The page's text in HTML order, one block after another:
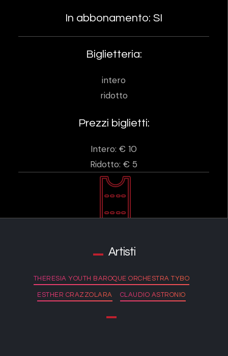
In abbonamento: SI
Biglietteria:
intero
ridotto
Prezzi biglietti:
Intero: € 10
Ridotto: € 5
Artisti
THERESIA YOUTH BAROQUE ORCHESTRA TYBO
ESTHER CRAZZOLARA CLAUDIO ASTRONIO